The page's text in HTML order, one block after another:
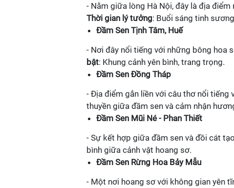
- Nằm giữa lòng Hà Nội, đây là địa
Thời gian lý tưởng: Buổi sáng tinh
Đầm Sen Tịnh Tâm, Huế
- Nơi đây nổi tiếng với những bông hoa
bật: Khung cảnh yên bình, trang trọng.
Đầm Sen Đồng Tháp
- Địa điểm gắn liền với câu thơ nổi tiếng
thuyền giữa đầm sen và cảm nhận
Đầm Sen Mũi Né - Phan Thiết
- Sự kết hợp giữa đầm sen và đồi cát
bình giữa cảnh vật hoang sơ.
Đầm Sen Rừng Hoa Bảy Mẫu
- Một nơi hoang sơ với không gian yên